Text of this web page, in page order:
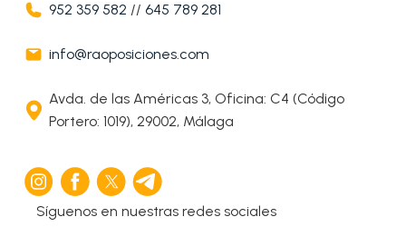
952 359 582 //645 789 281
info@raoposiciones.com
Avda. de las Américas 3, Oficina: C4 (Código
Portero: 1019), 29002, Málaga
Síguenos en nuestras redes sociales